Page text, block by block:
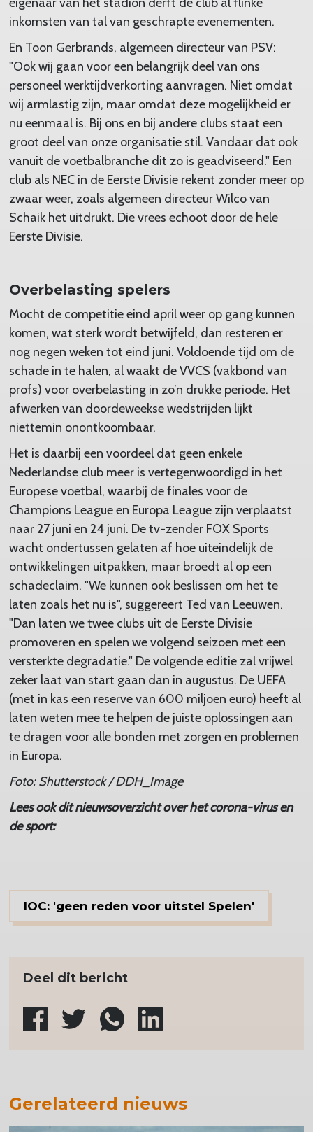
inkomsten van tal van geschrapte evenementen.
En Toon Gerbrands, algemeen directeur van PSV:
"Ook wij gaan voor een belangrijk deel van ons
personeel werktijdverkorting aanvragen. Niet omdat
wij armlastig zijn, maar omdat deze mogelijkheid er
nu eenmaal is. Bij ons en bij andere clubs staat een
groot deel van onze organisatie stil. Vandaar dat ook
vanuit de voetbalbranche dit zo is geadviseerd." Een
club als NEC in de Eerste Divisie rekent zonder meer op
zwaar weer, zoals algemeen directeur Wilco van
Schaik het uitdrukt. Die vrees echoot door de hele
Eerste Divisie.
Overbelasting spelers
Mocht de competitie eind april weer op gang kunnen
komen, wat sterk wordt betwijfeld, dan resteren er
nog negen weken tot eind juni. Voldoende tijd om de
schade in te halen, al waakt de VVCS (vakbond van
profs) voor overbelasting in zo’n drukke periode. Het
afwerken van doordeweekse wedstrijden lijkt
niettemin onontkoombaar.
Het is daarbij een voordeel dat geen enkele
Nederlandse club meer is vertegenwoordigd in het
Europese voetbal, waarbij de finales voor de
Champions League en Europa League zijn verplaatst
naar 27 juni en 24 juni. De tv-zender FOX Sports
wacht ondertussen gelaten af hoe uiteindelijk de
ontwikkelingen uitpakken, maar broedt al op een
schadeclaim. "We kunnen ook beslissen om het te
laten zoals het nu is", suggereert Ted van Leeuwen.
"Dan laten we twee clubs uit de Eerste Divisie
promoveren en spelen we volgend seizoen met een
versterkte degradatie." De volgende editie zal vrijwel
zeker laat van start gaan dan in augustus. De UEFA
(met in kas een reserve van 600 miljoen euro) heeft al
laten weten mee te helpen de juiste oplossingen aan
te dragen voor alle bonden met zorgen en problemen
in Europa.
Foto: Shutterstock / DDH_Image
Lees ook dit nieuwsoverzicht over het corona-virus en
de sport:
IOC: 'geen reden voor uitstel Spelen'
Deel dit bericht
Gerelateerd nieuws